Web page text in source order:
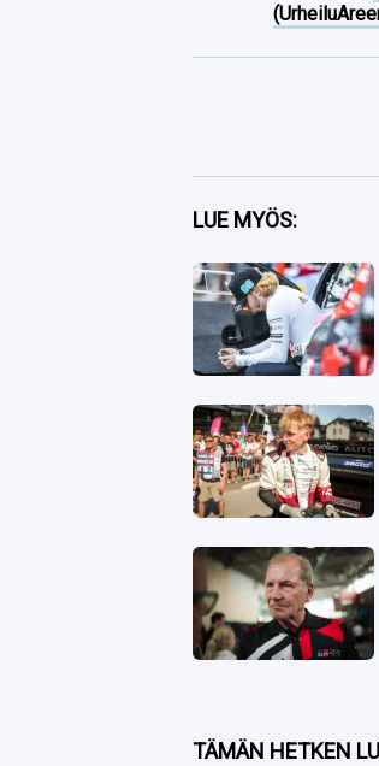
Facebook
Twitter
Whatsapp
LUE MYÖS:
TÄMÄN HETKEN